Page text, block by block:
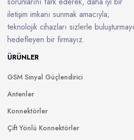
iletişim imkanı sunmak amacıyla;
teknolojik cihazları sizlerle buluşturmayı
hedefleyen bir firmayız.
ÜRÜNLER
GSM Sinyal Güçlendirici
Antenler
Konnektörler
Çift Yönlü Konnektörler